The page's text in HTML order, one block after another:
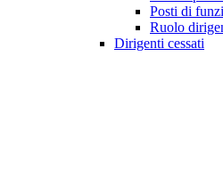
Posti di
Ruolo
Dirigenti cessati